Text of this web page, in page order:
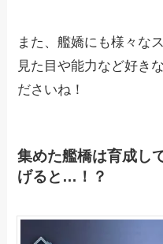
また、艦嬌にも様々な
見た目や能力など好き
ださいね！
集めた艦橋は育成し
げると…！？